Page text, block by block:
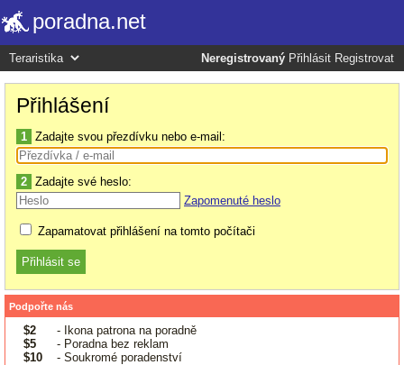
poradna.net
Neregistrovaný Přihlásit Registrovat
Přihlášení
1 Zadajte svou přezdívku nebo e-mail:
2 Zadajte své heslo:
Zapomenuté heslo
Zapamatovat přihlášení na tomto počítači
Podpořte nás
$2
- Ikona patrona na poradně
$5
- Poradna bez reklam
$10
- Soukromé poradenství